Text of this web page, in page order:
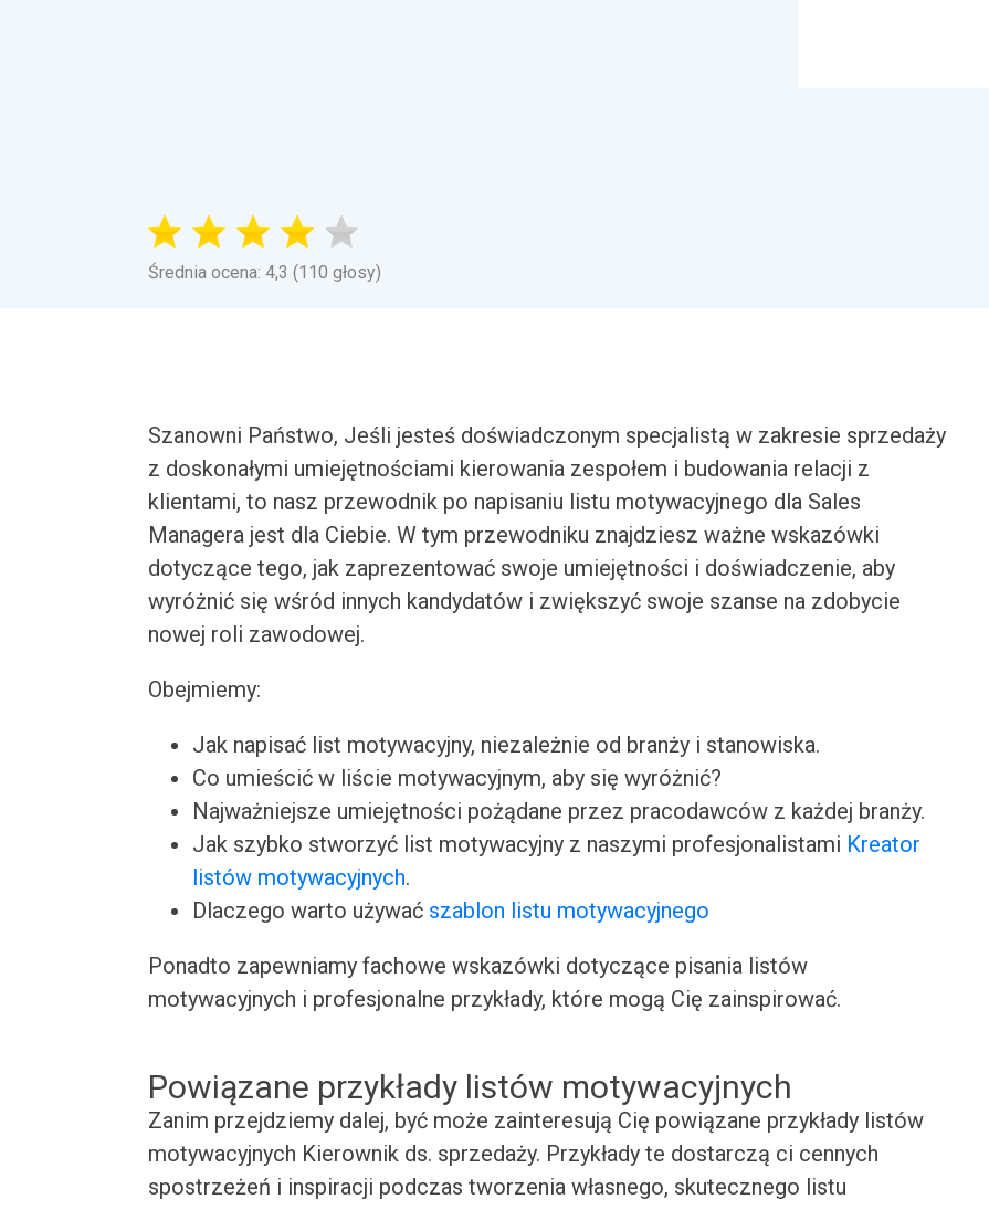
Średnia ocena: 4,3 (110 głosy)
Szanowni Państwo, Jeśli jesteś doświadczonym specjalistą w zakresie sprzedaży
z doskonałymi umiejętnościami kierowania zespołem i budowania relacji z
klientami, to nasz przewodnik po napisaniu listu motywacyjnego dla Sales
Managera jest dla Ciebie. W tym przewodniku znajdziesz ważne wskazówki
dotyczące tego, jak zaprezentować swoje umiejętności i doświadczenie, aby
wyróżnić się wśród innych kandydatów i zwiększyć swoje szanse na zdobycie
nowej roli zawodowej.
Obejmiemy:
Jak napisać list motywacyjny, niezależnie od branży i stanowiska.
Co umieścić w liście motywacyjnym, aby się wyróżnić?
Najważniejsze umiejętności pożądane przez pracodawców z każdej branży.
Jak szybko stworzyć list motywacyjny z naszymi profesjonalistami Kreator
listów motywacyjnych.
Dlaczego warto używać szablon listu motywacyjnego
Ponadto zapewniamy fachowe wskazówki dotyczące pisania listów
motywacyjnych i profesjonalne przykłady, które mogą Cię zainspirować.
Powiązane przykłady listów motywacyjnych
Zanim przejdziemy dalej, być może zainteresują Cię powiązane przykłady listów
motywacyjnych Kierownik ds. sprzedaży. Przykłady te dostarczą ci cennych
spostrzeżeń i inspiracji podczas tworzenia własnego, skutecznego listu